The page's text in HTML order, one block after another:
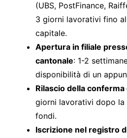
(UBS, PostFinance,
3 giorni lavorativi fino
capitale.
Apertura in filiale
cantonale: 1-2
disponibilità di un
Rilascio della
giorni lavorativi dopo la
fondi.
Iscrizione nel registro